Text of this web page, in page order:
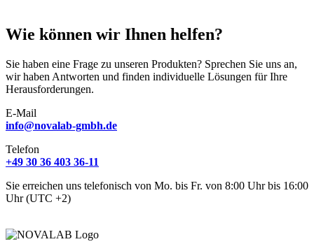
Wie können wir Ihnen helfen?
Sie haben eine Frage zu unseren Produkten? Sprechen Sie uns an,
wir haben Antworten und finden individuelle Lösungen für Ihre
Herausforderungen.
E-Mail
info@novalab-gmbh.de
Telefon
+49 30 36 403 36-11
Sie erreichen uns telefonisch von Mo. bis Fr. von 8:00 Uhr bis 16:00
Uhr (UTC +2)